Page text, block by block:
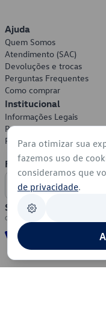
Ajuda
Quem Somos
Atendimento (SAC)
Devoluções e trocas
Perguntas Frequentes
Como comprar
Institucional
Informações Legais
Política de Privacidade
Política de Cookies
Formas de Pagamento
Segurança
Para otimizar sua
fazemos uso de
consideramos que
de privacidade.